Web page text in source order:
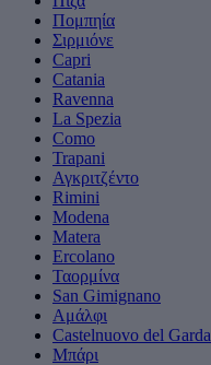
Πομπηία
Σιρμιόνε
Capri
Catania
Ravenna
La Spezia
Como
Trapani
Αγκριτζέντο
Rimini
Modena
Matera
Ercolano
Ταορμίνα
San Gimignano
Αμάλφι
Castelnuovo del Garda
Μπάρι